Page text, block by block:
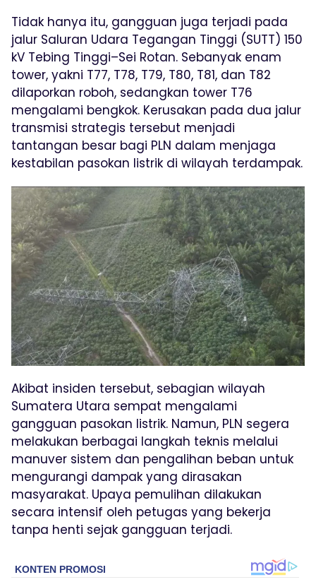
Tidak hanya itu, gangguan juga terjadi pada
jalur Saluran Udara Tegangan Tinggi (SUTT) 150
kV Tebing Tinggi–Sei Rotan. Sebanyak enam
tower, yakni T77, T78, T79, T80, T81, dan T82
dilaporkan roboh, sedangkan tower T76
mengalami bengkok. Kerusakan pada dua jalur
transmisi strategis tersebut menjadi
tantangan besar bagi PLN dalam menjaga
kestabilan pasokan listrik di wilayah terdampak.
Akibat insiden tersebut, sebagian wilayah
Sumatera Utara sempat mengalami
gangguan pasokan listrik. Namun, PLN segera
melakukan berbagai langkah teknis melalui
manuver sistem dan pengalihan beban untuk
mengurangi dampak yang dirasakan
masyarakat. Upaya pemulihan dilakukan
secara intensif oleh petugas yang bekerja
tanpa henti sejak gangguan terjadi.